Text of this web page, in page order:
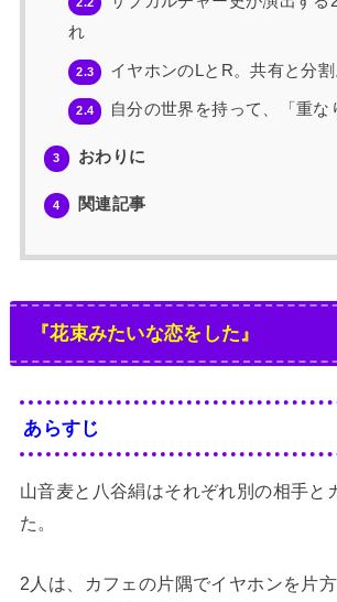
れ
2.3 イヤホンのLとR。共有と分割
2.4 自分の世界を持って、「重な
3 おわりに
4 関連記事
『花束みたいな恋をした』
あらすじ
山音麦と八谷絹はそれぞれ別の相手と
た。
2人は、カフェの片隅でイヤホンを片